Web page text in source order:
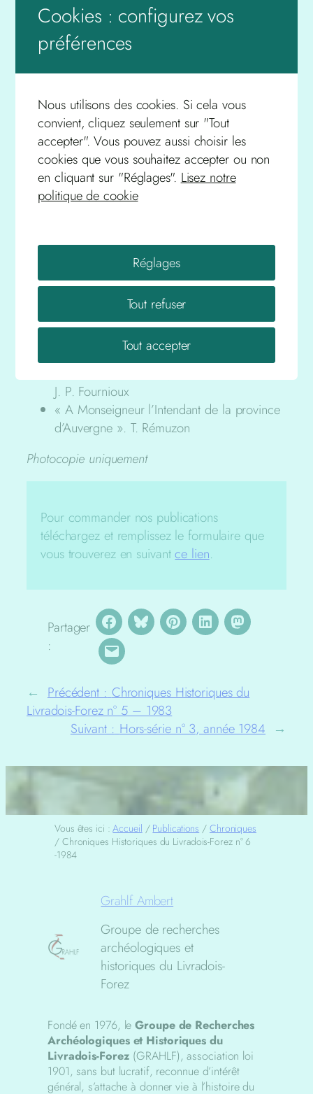
Dôme)
Numismatique
La voix de la Gaule celtique. J. M. Welterlin
Histoire
Au fil de la Dore, Saint-Pierre de Chaumont
Le Pieuré. G. Hémeret
Le fief noble de la censive du lac à la fin du
Les noms de famille d’Ambert au XIX siècle
d’après les registres de l’état civil. Les élèves
du lycée d’Ambert
Le château de Riols. P. Lanaret
La Tour-Goyon à l’époque moderne XVI
e siècles. T. Rémuzon
Soulèvement insurrectionnel de Cunlhat
J. P. Fournioux
« A Monseigneur l’Intendant de la province
d’Auvergne ». T. Rémuzon
Photocopie uniquement
Pour commander nos publications
téléchargez et remplissez le formulaire que
vous trouverez en suivantce lien.
Partager
:
← Précédent : Chroniques Historiques du
Livradois-Forez n° 5 – 1983
Suivant : Hors-série n° 3, année 1984 →
Vous êtes ici :Accueil / Publications / Chroniques
/ Chroniques Historiques du Livradois-Forez n° 6
-1984
Grahlf Ambert
Groupe de recherches
archéologiques et
historiques du Livradois-
Forez
Fondé en 1976, leGroupe de Recherches
Archéologiques et Historiques du
Livradois-Forez (GRAHLF), association loi
1901, sans but lucratif, reconnue d’intérêt
général, s’attache à donner vie à l’histoire du
Cookies : configurez vos
préférences
Nous utilisons des cookies. Si cela vous
convient, cliquez seulement sur "Tout
accepter". Vous pouvez aussi choisir les
cookies que vous souhaitez accepter ou non
en cliquant sur "Réglages". Lisez notre
politique de cookie
Réglages
Tout refuser
Tout accepter